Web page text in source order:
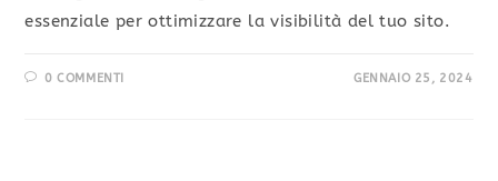
essenziale per ottimizzare la visibilità del tuo sito.
0 COMMENTI GENNAIO 25, 2024